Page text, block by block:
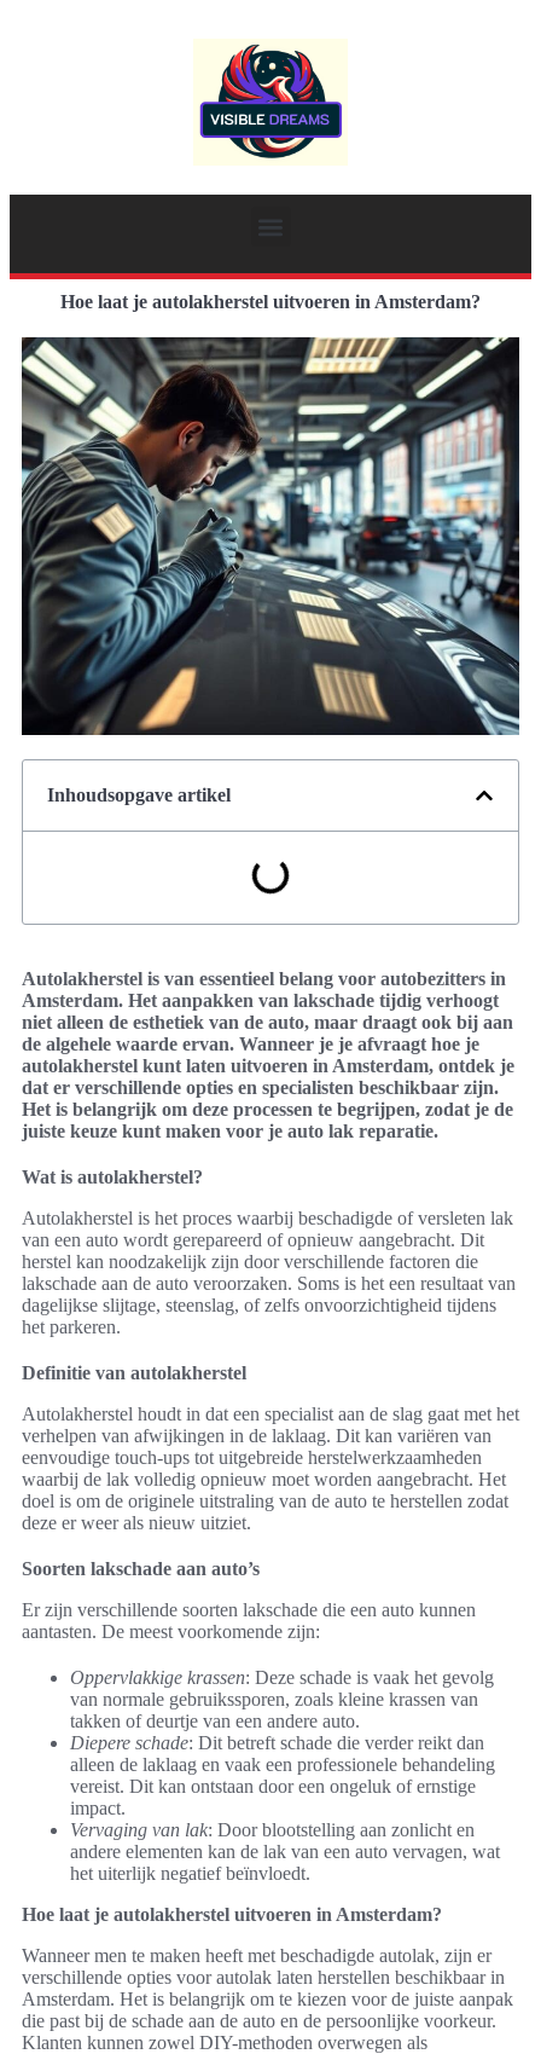
Hoe laat je autolakherstel uitvoeren in Amsterdam?
Inhoudsopgave artikel
Autolakherstel is van essentieel belang voor autobezitters in
Amsterdam. Het aanpakken van lakschade tijdig verhoogt
niet alleen de esthetiek van de auto, maar draagt ook bij aan
de algehele waarde ervan. Wanneer je je afvraagt hoe je
autolakherstel kunt laten uitvoeren in Amsterdam, ontdek je
dat er verschillende opties en specialisten beschikbaar zijn.
Het is belangrijk om deze processen te begrijpen, zodat je de
juiste keuze kunt maken voor je auto lak reparatie.
Wat is autolakherstel?
Autolakherstel is het proces waarbij beschadigde of versleten lak
van een auto wordt gerepareerd of opnieuw aangebracht. Dit
herstel kan noodzakelijk zijn door verschillende factoren die
lakschade aan de auto veroorzaken. Soms is het een resultaat van
dagelijkse slijtage, steenslag, of zelfs onvoorzichtigheid tijdens
het parkeren.
Definitie van autolakherstel
Autolakherstel houdt in dat een specialist aan de slag gaat met het
verhelpen van afwijkingen in de laklaag. Dit kan variëren van
eenvoudige touch-ups tot uitgebreide herstelwerkzaamheden
waarbij de lak volledig opnieuw moet worden aangebracht. Het
doel is om de originele uitstraling van de auto te herstellen zodat
deze er weer als nieuw uitziet.
Soorten lakschade aan auto’s
Er zijn verschillende soorten lakschade die een auto kunnen
aantasten. De meest voorkomende zijn:
Oppervlakkige krassen: Deze schade is vaak het gevolg
van normale gebruikssporen, zoals kleine krassen van
takken of deurtje van een andere auto.
Diepere schade: Dit betreft schade die verder reikt dan
alleen de laklaag en vaak een professionele behandeling
vereist. Dit kan ontstaan door een ongeluk of ernstige
impact.
Vervaging van lak: Door blootstelling aan zonlicht en
andere elementen kan de lak van een auto vervagen, wat
het uiterlijk negatief beïnvloedt.
Hoe laat je autolakherstel uitvoeren in Amsterdam?
Wanneer men te maken heeft met beschadigde autolak, zijn er
verschillende opties voor autolak laten herstellen beschikbaar in
Amsterdam. Het is belangrijk om te kiezen voor de juiste aanpak
die past bij de schade aan de auto en de persoonlijke voorkeur.
Klanten kunnen zowel DIY-methoden overwegen als